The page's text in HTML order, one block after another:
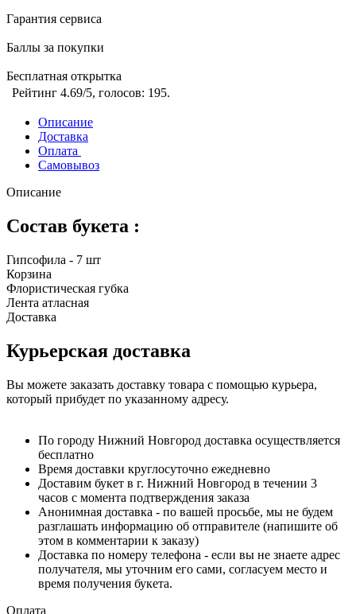
Гарантия сервиса
Баллы за покупки
Бесплатная открытка
Рейтинг 4.69/5, голосов: 195.
Описание
Доставка
Оплата
Самовывоз
Описание
Состав букета :
Гипсофила - 7 шт
Корзина
Флористическая губка
Лента атласная
Доставка
Курьерская доставка
Вы можете заказать доставку товара с помощью курьера,
который прибудет по указанному адресу.
По городу Нижний Новгород доставка осуществляется
бесплатно
Время доставки круглосуточно ежедневно
Доставим букет в г. Нижний Новгород в течении 3
часов с момента подтверждения заказа
Анонимная доставка - по вашей просьбе, мы не будем
разглашать информацию об отправителе (напишите об
этом в комментарии к заказу)
Доставка по номеру телефона - если вы не знаете адрес
получателя, мы уточним его сами, согласуем место и
время получения букета.
Оплата